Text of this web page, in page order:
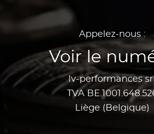
Appelez-nous :
Voir le
lv-performances
TVA
Liège (Belgique)